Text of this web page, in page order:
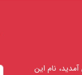
نام این